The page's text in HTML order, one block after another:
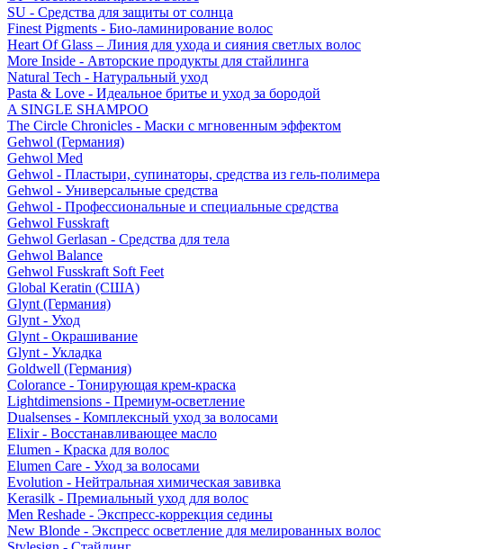
SU - Средства для защиты от солнца
Finest Pigments - Био-ламинирование волос
Heart Of Glass – Линия для ухода и сияния светлых волос
More Inside - Авторские продукты для стайлинга
Natural Tech - Натуральный уход
Pasta & Love - Идеальное бритье и уход за бородой
A SINGLE SHAMPOO
The Circle Chronicles - Маски с мгновенным эффектом
Gehwol (Германия)
Gehwol Med
Gehwol - Пластыри, супинаторы, средства из гель-полимера
Gehwol - Универсальные средства
Gehwol - Профессиональные и специальные средства
Gehwol Fusskraft
Gehwol Gerlasan - Средства для тела
Gehwol Balance
Gehwol Fusskraft Soft Feet
Global Keratin (США)
Glynt (Германия)
Glynt - Уход
Glynt - Окрашивание
Glynt - Укладка
Goldwell (Германия)
Colorance - Тонирующая крем-краска
Lightdimensions - Премиум-осветление
Dualsenses - Комплексный уход за волосами
Elixir - Восстанавливающее масло
Elumen - Краска для волос
Elumen Care - Уход за волосами
Evolution - Нейтральная химическая завивка
Kerasilk - Премиальный уход для волос
Men Reshade - Экспресс-коррекция седины
New Blonde - Экспресс осветление для мелированных волос